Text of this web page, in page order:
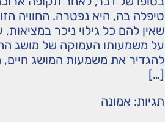
טיפלה בה, היא נפטרה. החוויה
שאין להם כל גילוי ניכר
על משמעותו העמוקה של מושג
להגדיר את משמעות המושג
[…]
תגיות: אמונה